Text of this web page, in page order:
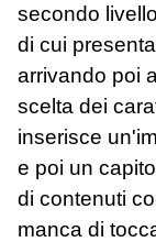
secondo
di cui
arrivando poi
scelta dei
inserisce
e poi un
di contenuti
manca di